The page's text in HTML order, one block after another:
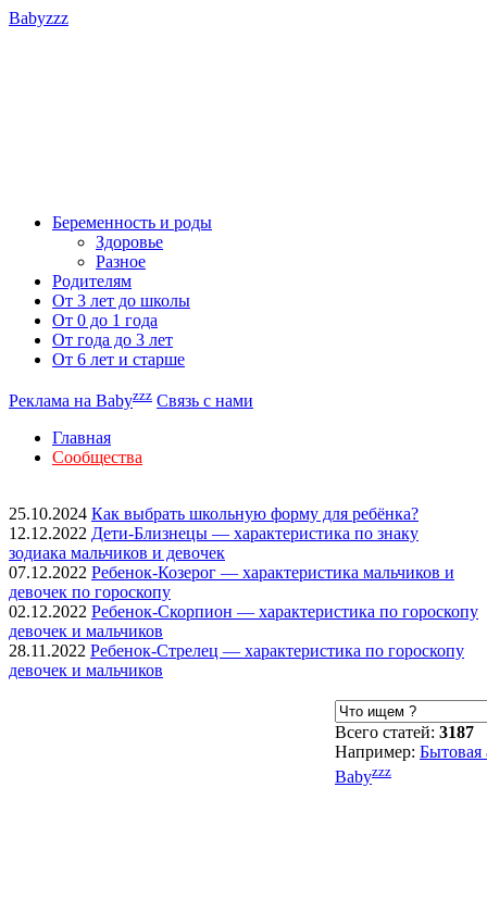
Babyzzz
Беременность и роды
Здоровье
Разное
Родителям
От 3 лет до школы
От 0 до 1 года
От года до 3 лет
От 6 лет и старше
Реклама на Babyzzz Связь с нами
Главная
Сообщества
25.10.2024 Как выбрать школьную форму для ребёнка?
12.12.2022 Дети-Близнецы — характеристика по знаку
зодиака мальчиков и девочек
07.12.2022 Ребенок-Козерог — характеристика мальчиков и
девочек по гороскопу
02.12.2022 Ребенок-Скорпион — характеристика по гороскопу
девочек и мальчиков
28.11.2022 Ребенок-Стрелец — характеристика по гороскопу
девочек и мальчиков
Всего статей: 3187
Например: Бытовая
Babyzzz